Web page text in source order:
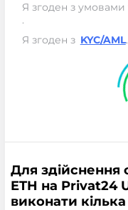
Я згоден з умовами
.
Я згоден з KYC/AML.
Для здійснення
ETH на Privat24
виконати кілька